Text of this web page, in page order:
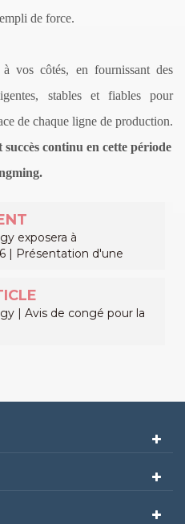
de force.
à vos côtés, en fournissant des
stables et fiables pour
de chaque ligne de production.
continu en cette période
exposera à
| Présentation d'une
| Avis de congé pour la